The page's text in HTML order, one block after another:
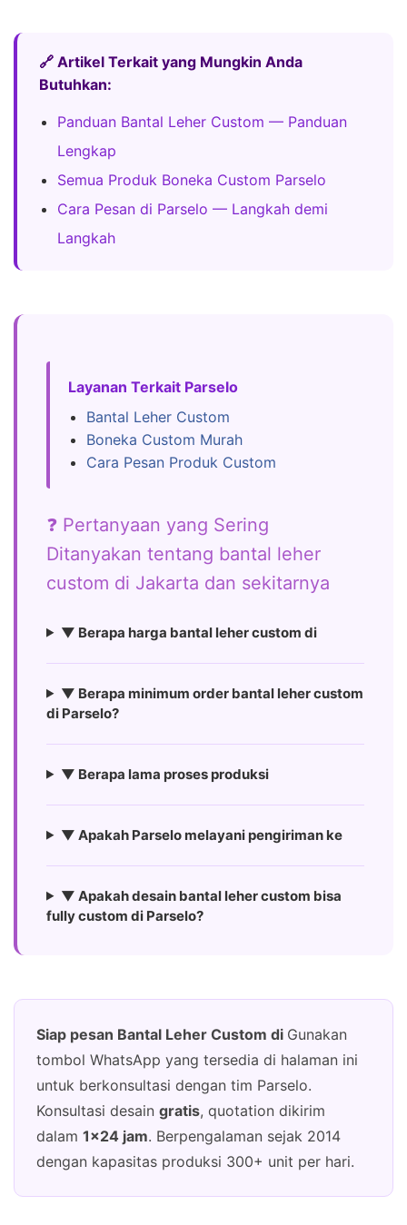
🔗 Artikel Terkait yang Mungkin Anda
Butuhkan:
Panduan Bantal Leher Custom — Panduan
Lengkap
Semua Produk Boneka Custom Parselo
Cara Pesan di Parselo — Langkah demi
Langkah
Layanan Terkait Parselo
Bantal Leher Custom
Boneka Custom Murah
Cara Pesan Produk Custom
❓ Pertanyaan yang Sering
Ditanyakan tentang bantal leher
custom di Jakarta dan sekitarnya
▼ Berapa harga bantal leher custom di
▼ Berapa minimum order bantal leher custom
di Parselo?
▼ Berapa lama proses produksi
▼ Apakah Parselo melayani pengiriman ke
▼ Apakah desain bantal leher custom bisa
fully custom di Parselo?
Siap pesan Bantal Leher Custom di Gunakan
tombol WhatsApp yang tersedia di halaman ini
untuk berkonsultasi dengan tim Parselo.
Konsultasi desain gratis, quotation dikirim
dalam 1×24 jam. Berpengalaman sejak 2014
dengan kapasitas produksi 300+ unit per hari.